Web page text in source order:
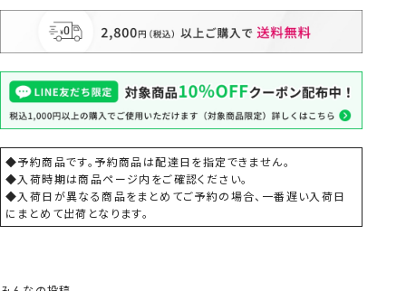
◆予約商品です。予約商品は配達日を指定できません。
◆入荷時期は商品ページ内をご確認ください。
◆入荷日が異なる商品をまとめてご予約の場合、一番遅い入荷日
にまとめて出荷となります。